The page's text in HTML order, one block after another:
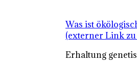
Was ist
(externer Link
Erhaltung